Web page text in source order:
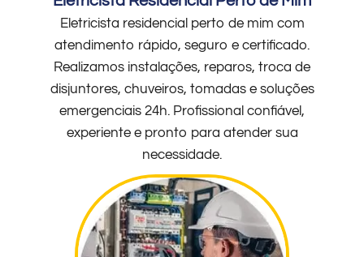
Eletricista residencial perto de mim com
atendimento rápido, seguro e certificado.
Realizamos instalações, reparos, troca de
disjuntores, chuveiros, tomadas e soluções
emergenciais 24h. Profissional confiável,
experiente e pronto para atender sua
necessidade.